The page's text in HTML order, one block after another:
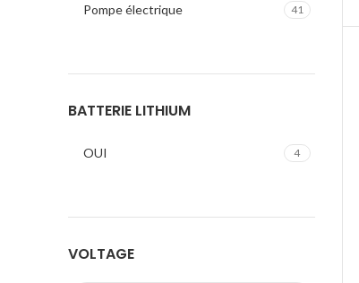
Pompe électrique 41
BATTERIE LITHIUM
OUI 4
VOLTAGE